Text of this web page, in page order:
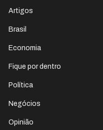
Artigos
Brasil
Economia
Fique por dentro
Política
Negócios
Opinião